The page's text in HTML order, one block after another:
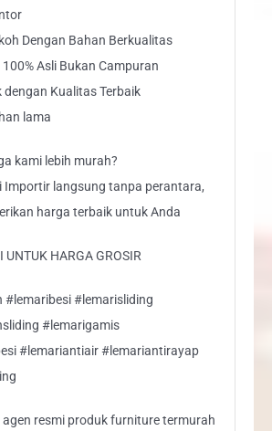
Dengan Bahan Berkualitas
Asli Bukan Campuran
Kualitas Terbaik
lama
kami lebih murah?
Importir langsung tanpa perantara,
harga terbaik untuk Anda
UNTUK HARGA GROSIR
#lemaribesi #lemarisliding
#lemarigamis
#lemariantiair #lemariantirayap
resmi produk furniture termurah